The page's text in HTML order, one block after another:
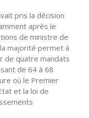
pris la décision
après le
de ministre de
majorité permet à
de quatre mandats
de 64 à 68
où le Premier
et la loi de